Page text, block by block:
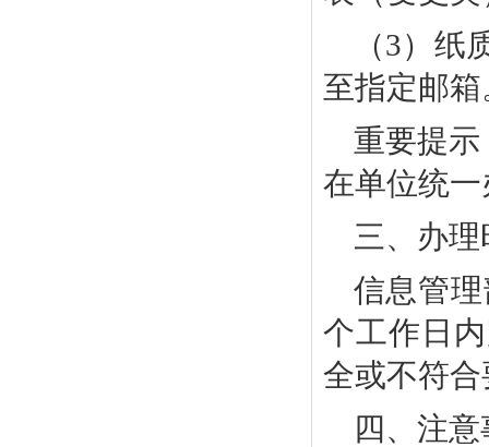
（3） 纸
至指定邮箱
重要提示
在单位统
三、办
信息管
个工作日
全或不符
四、注意